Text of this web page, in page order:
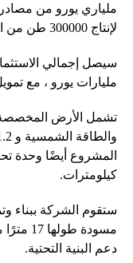
لإنتاج 300000 طن من الأمونيا الخضراء سنويًا.
سيصل إجمالي
مليارات يورو ، مع
كيلومترات.
مسودة
دعم البنية التحتية.